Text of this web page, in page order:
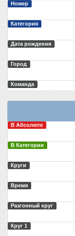
Номер
Категория
Дата рождения
Город
Команда
В Абсолюте
В Категории
Круги
Время
Разгонный круг
Круг 1